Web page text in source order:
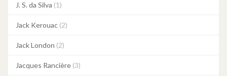
J. S. da Silva (1)
Jack Kerouac (2)
Jack London (2)
Jacques Rancière (3)